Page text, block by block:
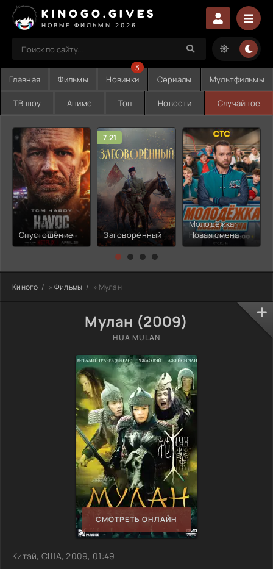
KINOGO.GIVES
НОВЫЕ ФИЛЬМЫ 2026
Главная Фильмы Новинки
3
Сериалы Мультфильмы
ТВ шоу Аниме Топ Новости Случайное
Опустошение
7.21
Заговорённый
Молодёжка:
Новая смена
Киного » Фильмы » Мулан
Мулан (2009)
HUA MULAN
СМОТРЕТЬ ОНЛАЙН
Китай, США, 2009, 01:49